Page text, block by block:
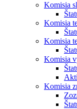
Komisia
Komisia
Komisia
Komisia
Komisia